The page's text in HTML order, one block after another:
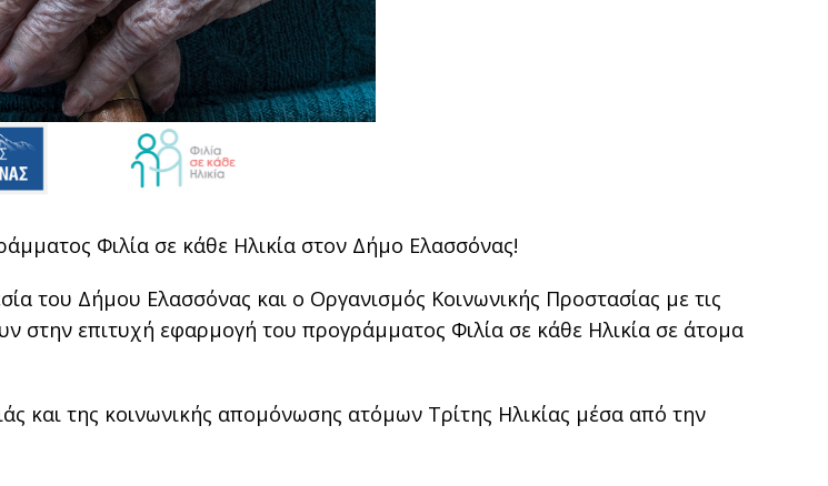
Φιλία σε κάθε Ηλικία στον Δήμο Ελασσόνας!
του Δήμου Ελασσόνας και ο Οργανισμός Κοινωνικής Προστασίας με τις
στην επιτυχή εφαρμογή του προγράμματος Φιλία σε κάθε Ηλικία σε άτομα
και της κοινωνικής απομόνωσης ατόμων Τρίτης Ηλικίας μέσα από την